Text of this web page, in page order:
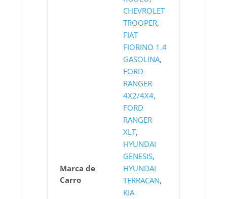
Marca de
Carro
CHEVROLET
TROOPER,
FIAT
FIORINO 1.4
GASOLINA,
FORD
RANGER
4X2/4X4,
FORD
RANGER
XLT,
HYUNDAI
GENESIS,
HYUNDAI
TERRACAN,
KIA